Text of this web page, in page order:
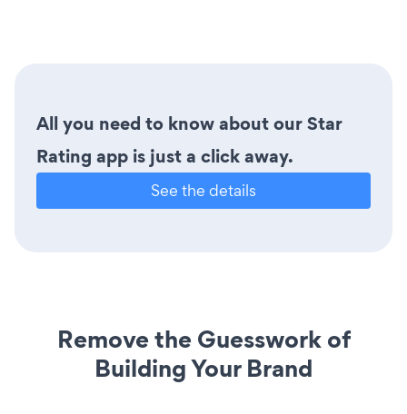
All you need to know about our Star
Rating app is just a click away.
See the details
Remove the Guesswork of
Building Your Brand